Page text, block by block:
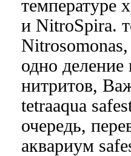
температуре
и NitroSpira.
одно деление
нитритов,
tetraaqua
очередь,
аквариум